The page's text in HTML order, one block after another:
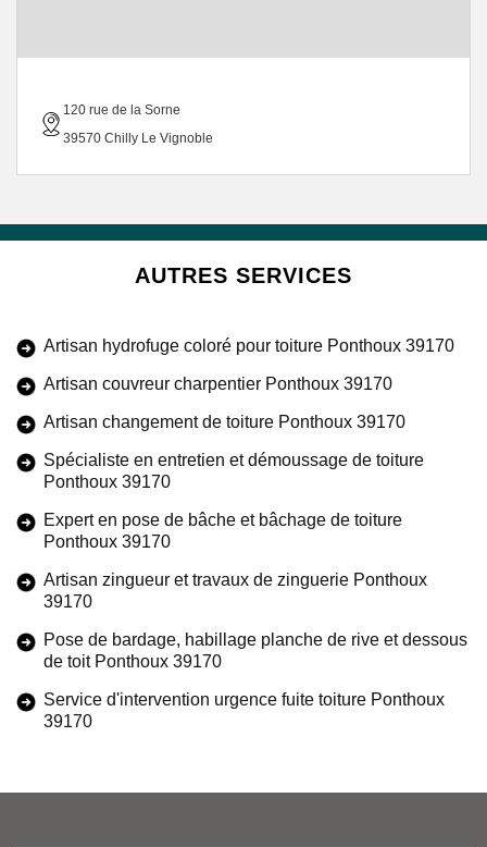
120 rue de la Sorne
39570 Chilly Le Vignoble
AUTRES SERVICES
Artisan hydrofuge coloré pour toiture Ponthoux 39170
Artisan couvreur charpentier Ponthoux 39170
Artisan changement de toiture Ponthoux 39170
Spécialiste en entretien et démoussage de toiture
Ponthoux 39170
Expert en pose de bâche et bâchage de toiture
Ponthoux 39170
Artisan zingueur et travaux de zinguerie Ponthoux
39170
Pose de bardage, habillage planche de rive et dessous
de toit Ponthoux 39170
Service d'intervention urgence fuite toiture Ponthoux
39170